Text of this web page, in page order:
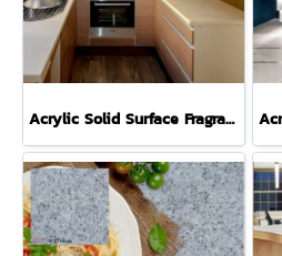
Acrylic Solid Surface Fragranza S106 หินสังเคราะห์สีครีม